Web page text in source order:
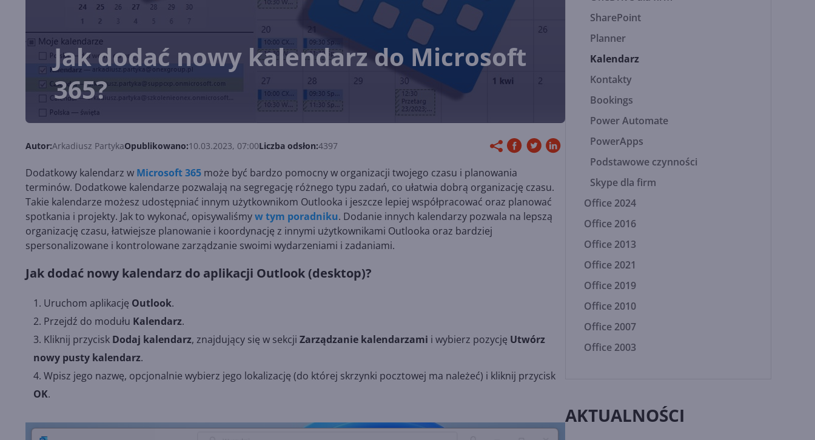
Jak dodać nowy kalendarz do Microsoft
365?
Autor:Arkadiusz PartykaOpublikowano:10.03.2023, 07:00Liczba odsłon:4397
Dodatkowy kalendarz w Microsoft 365 może być bardzo pomocny w organizacji twojego czasu i planowania
terminów. Dodatkowe kalendarze pozwalają na segregację różnego typu zadań, co ułatwia dobrą organizację czasu.
Takie kalendarze możesz udostępniać innym użytkownikom Outlooka i jeszcze lepiej współpracować oraz planować
spotkania i projekty. Jak to wykonać, opisywaliśmyw tym poradniku. Dodanie innych kalendarzy pozwala na lepszą
organizację czasu, łatwiejsze planowanie i koordynację z innymi użytkownikami Outlooka oraz bardziej
spersonalizowane i kontrolowane zarządzanie swoimi wydarzeniami i zadaniami.
Jak dodać nowy kalendarz do aplikacji Outlook (desktop)?
Uruchom aplikację Outlook.
Przejdź do modułu Kalendarz.
Kliknij przycisk Dodaj kalendarz, znajdujący się w sekcji Zarządzanie kalendarzami i wybierz pozycję Utwórz
nowy pusty kalendarz.
Wpisz jego nazwę, opcjonalnie wybierz jego lokalizację (do której skrzynki pocztowej ma należeć) i kliknij przycisk
OK.
SharePoint
Planner
Kalendarz
Kontakty
Bookings
Power Automate
PowerApps
Podstawowe czynności
Skype dla firm
Office 2024
Office 2016
Office 2013
Office 2021
Office 2019
Office 2010
Office 2007
Office 2003
AKTUALNOŚCI